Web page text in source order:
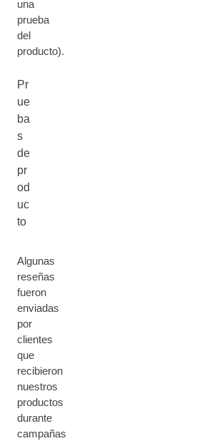
una
prueba
del
producto).
Pr
ue
ba
s
de
pr
od
uc
to
Algunas
reseñas
fueron
enviadas
por
clientes
que
recibieron
nuestros
productos
durante
campañas